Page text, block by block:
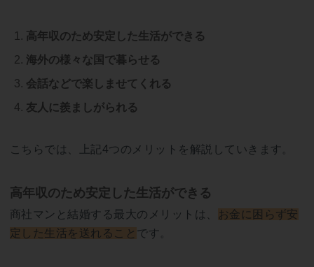
高年収のため安定した生活ができる
海外の様々な国で暮らせる
会話などで楽しませてくれる
友人に羨ましがられる
こちらでは、上記4つのメリットを解説していきます。
高年収のため安定した生活ができる
商社マンと結婚する最大のメリットは、
お金に困らず安
定した生活を送れること です。